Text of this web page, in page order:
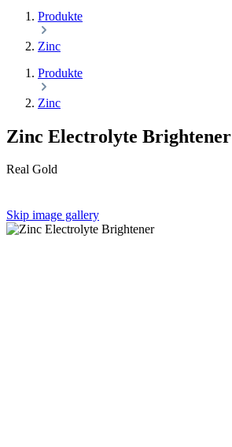
Produkte
Zinc
Produkte
Zinc
Zinc Electrolyte Brightener
Real Gold
Skip image gallery